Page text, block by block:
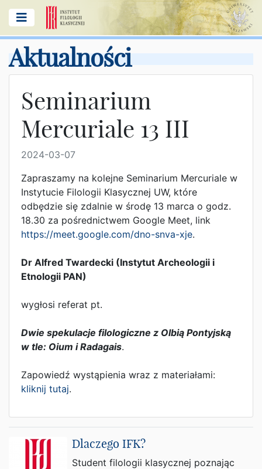
Aktualności
Seminarium
Mercuriale 13 III
2024-03-07
Zapraszamy na kolejne Seminarium Mercuriale w
Instytucie Filologii Klasycznej UW, które
odbędzie się zdalnie w środę 13 marca o godz.
18.30 za pośrednictwem Google Meet, link
https://meet.google.com/dno-snva-xje.
Dr Alfred Twardecki (Instytut Archeologii i
Etnologii PAN)
wygłosi referat pt.
Dwie spekulacje filologiczne z Olbią Pontyjską
w tle: Oium i Radagais.
Zapowiedź wystąpienia wraz z materiałami:
kliknij tutaj.
Dlaczego IFK?
Student filologii klasycznej poznając